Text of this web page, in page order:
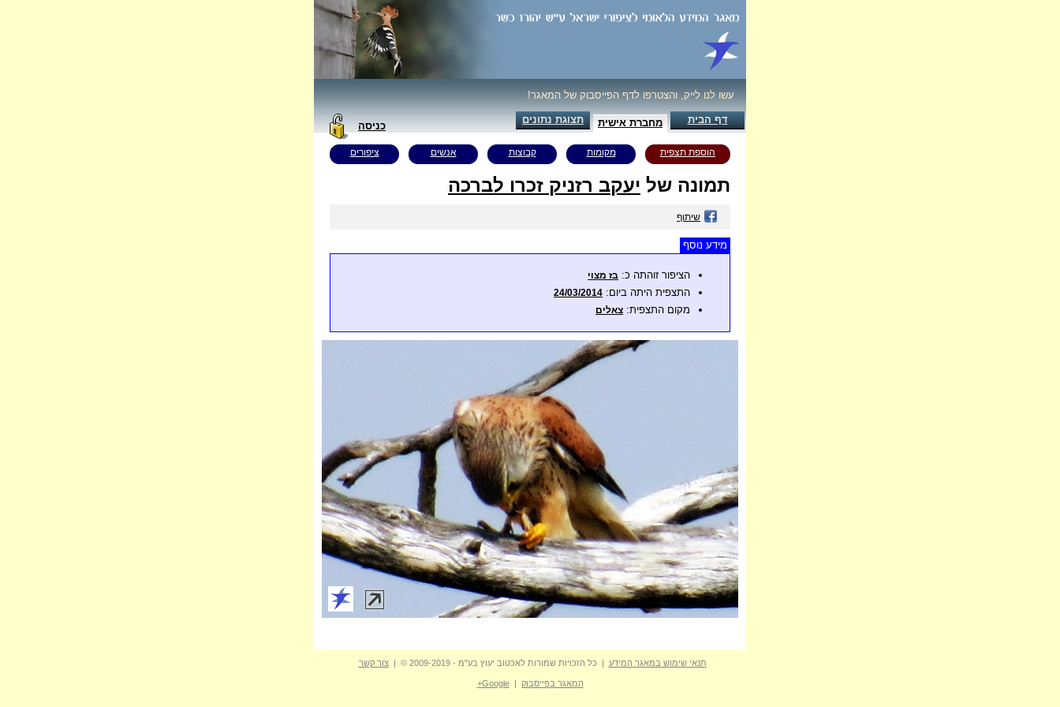
עשו לנו לייק, והצטרפו לדף הפייסבוק של המאגר!
דף הבית מחברת אישית תצוגת נתונים
כניסה
הוספת תצפית מקומות קבוצות אנשים ציפורים
תמונה של יעקב רזניק זכרו לברכה
שיתוף
מידע נוסף
הציפור זוהתה כ: בז מצוי
התצפית היתה ביום: 24/03/2014
מקום התצפית: צאלים
תנאי שימוש במאגר המידע | כל הזכויות שמורות לאכטוב יעוץ בע"מ - 2009-2019 © | צור קשר
המאגר בפייסבוק |
Google+